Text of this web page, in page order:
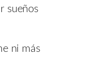
sueños
ni más